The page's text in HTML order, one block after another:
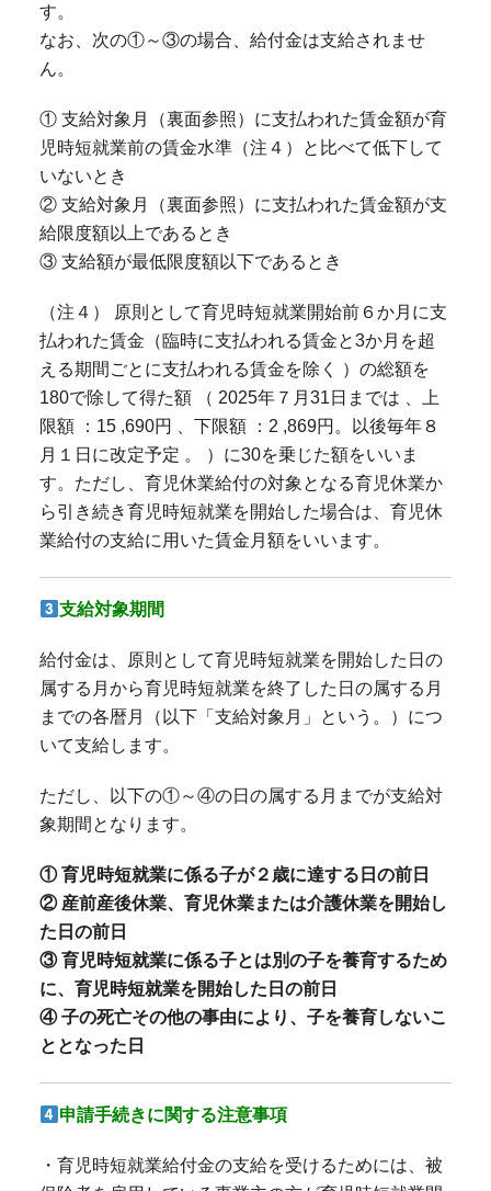
す。
なお、次の①～③の場合、給付金は支給されませ
ん。
① 支給対象月（裏面参照）に支払われた賃金額が育
児時短就業前の賃金水準（注４）と比べて低下して
いないとき
② 支給対象月（裏面参照）に支払われた賃金額が支
給限度額以上であるとき
③ 支給額が最低限度額以下であるとき
（注４） 原則として育児時短就業開始前６か月に支
払われた賃金（臨時に支払われる賃金と3か月を超
える期間ごとに支払われる賃金を除く ）の総額を
180で除して得た額 （ 2025年７月31日までは 、上
限額 ：15 ,690円 、下限額 ：2 ,869円。以後毎年８
月１日に改定予定 。 ）に30を乗じた額をいいま
す。ただし、育児休業給付の対象となる育児休業か
ら引き続き育児時短就業を開始した場合は、育児休
業給付の支給に用いた賃金月額をいいます。
支給対象期間
給付金は、原則として育児時短就業を開始した日の
属する月から育児時短就業を終了した日の属する月
までの各暦月（以下「支給対象月」という。）につ
いて支給します。
ただし、以下の①～④の日の属する月までが支給対
象期間となります。
① 育児時短就業に係る子が２歳に達する日の前日
② 産前産後休業、育児休業または介護休業を開始し
た日の前日
③ 育児時短就業に係る子とは別の子を養育するため
に、育児時短就業を開始した日の前日
④ 子の死亡その他の事由により、子を養育しないこ
ととなった日
申請手続きに関する注意事項
・育児時短就業給付金の支給を受けるためには、被